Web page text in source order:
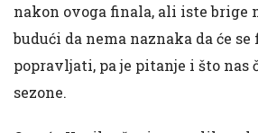
nakon ovoga finala, ali iste brige
budući da nema naznaka da će
popravljati, pa je pitanje i što nas
sezone.